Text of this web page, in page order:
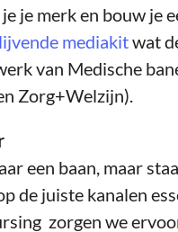
je merk en bouw je
mediakitwat
van Medische
Zorg+Welzijn).
een baan, maar
de juiste kanalen
zorgen we